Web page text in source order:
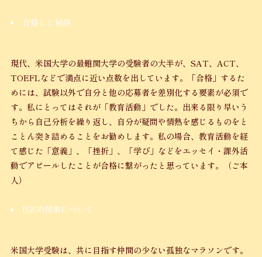
合格した秘訣
現代、米国大学の最難関大学の受験者の大半が、SAT、ACT、
TOEFLなどで満点に近い点数を出しています。「合格」するた
めには、試験以外で自分と他の応募者を差別化する要素が必須で
す。私にとってはそれが「教育活動」でした。出来る限り早いう
ちから自己分析を繰り返し、自分が疑問や情熱を感じるものをと
ことん突き詰めることをお勧めします。私の場合、教育活動を経
て感じた「意義」、「挫折」、「学び」などをエッセイ・課外活
動でアピールしたことが合格に繋がったと思っています。（ご本
人）
ISEの授業について
米国大学受験は、共に目指す仲間の少ない孤独なマラソンです。